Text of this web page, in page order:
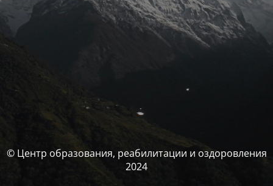
© Центр образования, реабилитации и оздоровления
2024